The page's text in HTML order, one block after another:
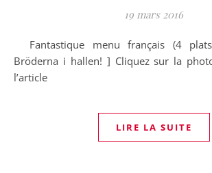
19 mars 2016
Fantastique menu français (4 plats, 520 kr.) chez
Bröderna i hallen! ] Cliquez sur la
l’article
LIRE LA SUITE